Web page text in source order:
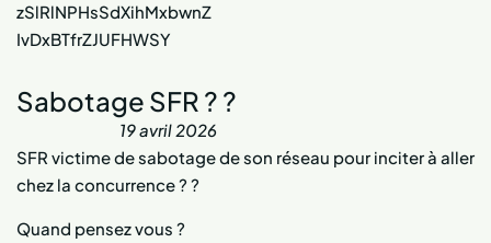
zSlRlNPHsSdXihMxbwnZ
IvDxBTfrZJUFHWSY
Sabotage SFR ? ?
19 avril 2026
SFR victime de sabotage de son réseau pour inciter à aller
chez la concurrence ? ?
Quand pensez vous ?